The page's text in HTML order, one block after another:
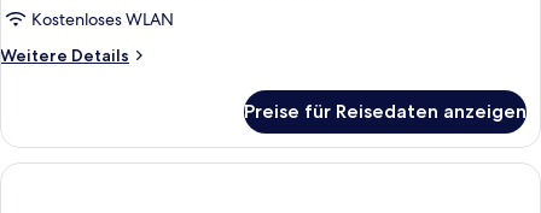
Kostenloses WLAN
Weitere Details
Weitere
Suite,
Meerblick
Preise für Reisedaten anzeigen